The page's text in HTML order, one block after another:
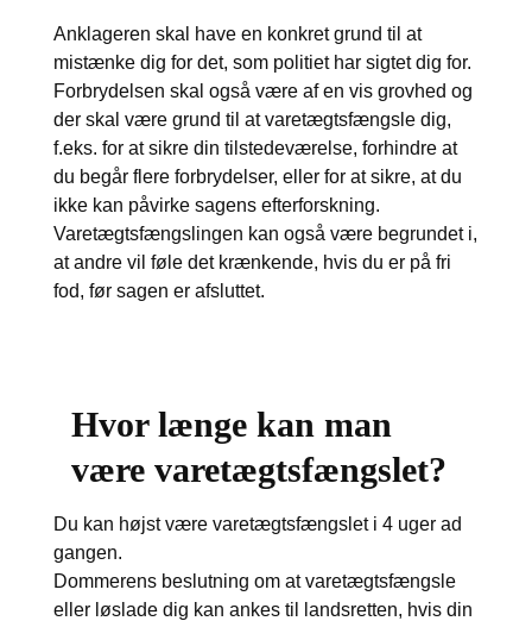
Anklageren skal have en konkret grund til at
mistænke dig for det, som politiet har sigtet dig for.
Forbrydelsen skal også være af en vis grovhed og
der skal være grund til at varetægtsfængsle dig,
f.eks. for at sikre din tilstedeværelse, forhindre at
du begår flere forbrydelser, eller for at sikre, at du
ikke kan påvirke sagens efterforskning.
Varetægtsfængslingen kan også være begrundet i,
at andre vil føle det krænkende, hvis du er på fri
fod, før sagen er afsluttet.
Hvor længe kan man
være varetægtsfængslet?
Du kan højst være varetægtsfængslet i 4 uger ad
gangen.
Dommerens beslutning om at varetægtsfængsle
eller løslade dig kan ankes til landsretten, hvis din